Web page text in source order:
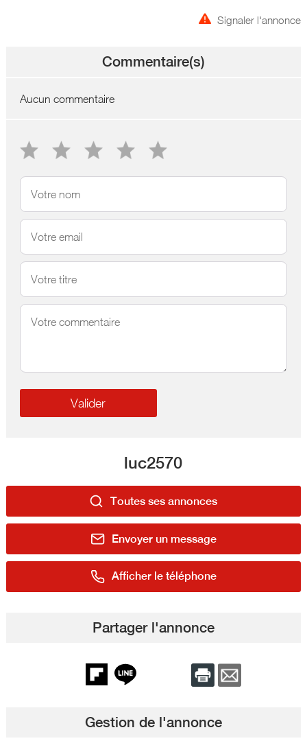
Signaler l'annonce
Commentaire(s)
Aucun commentaire
luc2570
Toutes ses annonces
Envoyer un message
Afficher le téléphone
Partager l'annonce
Gestion de l'annonce